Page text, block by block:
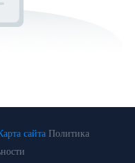
сайта Политика